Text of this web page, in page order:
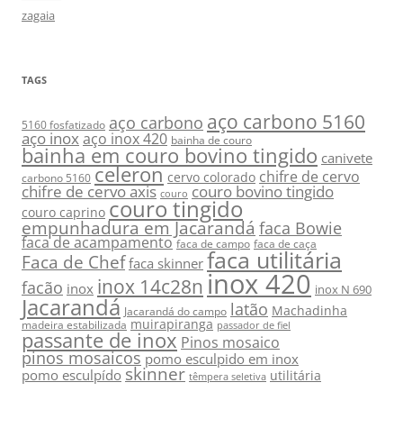
zagaia
TAGS
5160 fosfatizado aço carbono aço carbono 5160
aço inoxaço inox 420 bainha de couro
bainha em couro bovino tingido canivete
carbono 5160 celeron cervo colorado chifre de cervo
chifre de cervo axis couro couro bovino tingido
couro caprino couro tingido
empunhadura em Jacarandá faca Bowie
faca de acampamento faca de campo faca de caça
Faca de Chef faca skinner faca utilitária
facão inox inox 14c28ninox 420 inox N 690
Jacarandá Jacarandá do campo latão Machadinha
madeira estabilizada muirapiranga passador de fiel
passante de inox Pinos mosaico
pinos mosaicos pomo esculpido em inox
pomo esculpído skinner têmpera seletiva utilitária